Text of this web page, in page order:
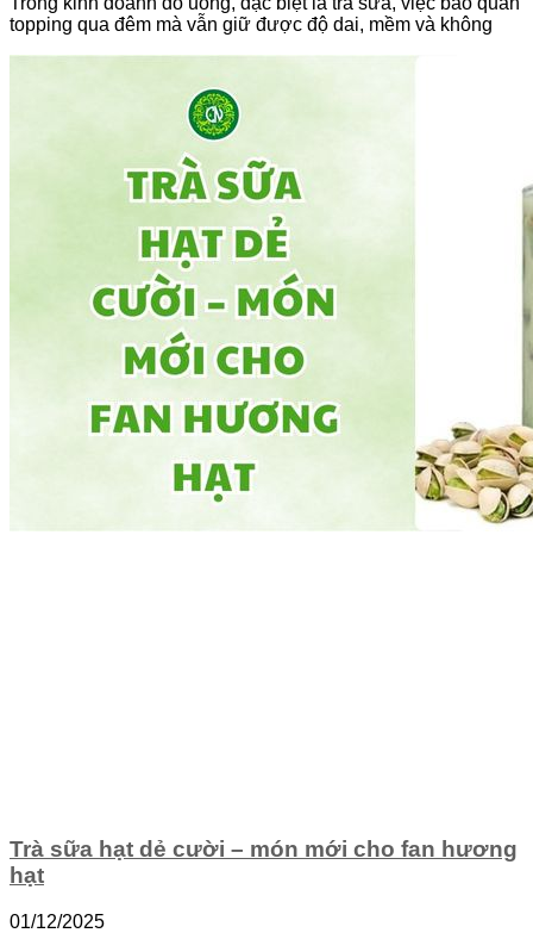
topping qua đêm mà vẫn giữ được độ dai, mềm và không
Trà sữa hạt dẻ cười – món mới cho fan hương
hạt
01/12/2025